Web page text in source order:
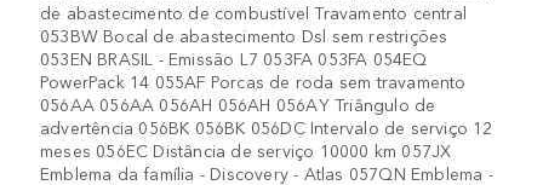
de abastecimento de combustível Travamento central
053BW Bocal de abastecimento Dsl sem restrições
053EN BRASIL - Emissão L7 053FA 053FA 054EQ
PowerPack 14 055AF Porcas de roda sem travamento
056AA 056AA 056AH 056AH 056AY Triângulo de
advertência 056BK 056BK 056DC Intervalo de serviço 12
meses 056EC Distância de serviço 10000 km 057JX
Emblema da família - Discovery - Atlas 057QN Emblema -